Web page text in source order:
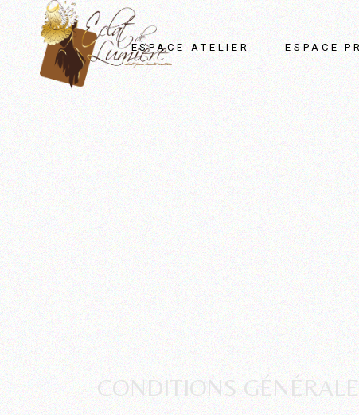
ESPACE ATELIER ESPACE
CONDITIONS
Panneau de gestion des cookies